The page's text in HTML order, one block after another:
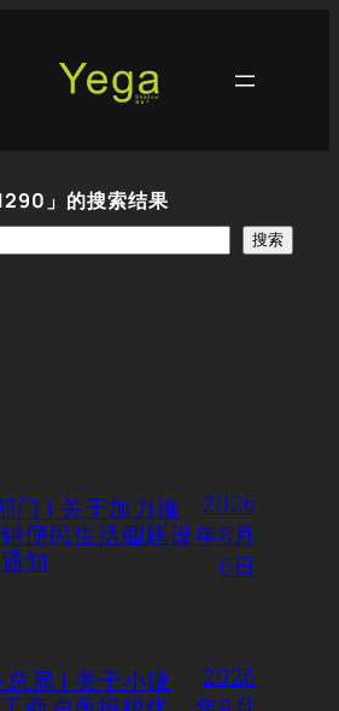
」的搜索结果
搜索
门 | 关于加力推
便民生活圈建设
知
2026
年8月
6日
局 | 关于小微
2026